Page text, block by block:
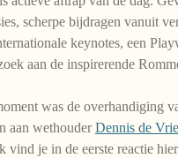
scherpe bijdragen vanuit
keynotes, een
aan de inspirerende
was de overhandiging
aan wethouder Dennis de
vind je in de eerste reactie